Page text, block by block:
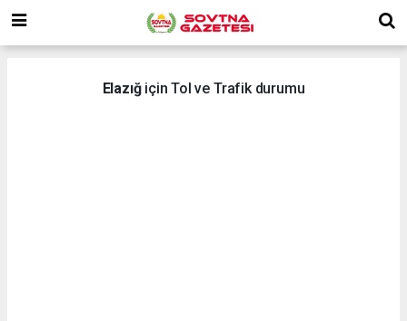
Elazığ için Tol ve Trafik durumu